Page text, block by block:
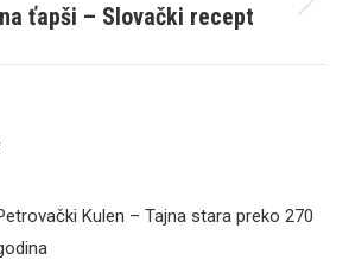
Next
ťapši – Slovački recept
Kulen – Tajna stara preko 270